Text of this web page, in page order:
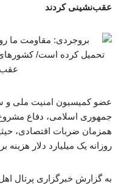
عقب‌نشینی کردند
عضو کمیسیون امنیت ملی
جمهوری اسلامی، دفاع
همزمان ضربات اقتصادی،
روزانه یک میلیارد دلار
به گزارش خبرگزاری پرتال